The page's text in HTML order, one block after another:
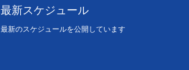
最新スケジュール
最新のスケジュールを公開しています